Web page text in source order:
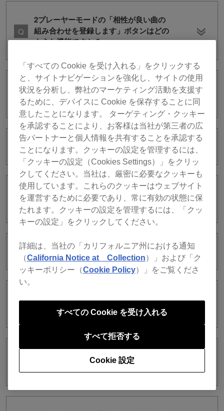
2プレーヤーモードの「相性が良い曲の
組み合わせを登録します」ボタンはどの
ような機能ですか？
録音したファイルの保存先を変えること
はできますか？
録音の最大時間を教えてください。
録音したファイルをiTunesにインポート
することはできますか？
キーの表記を変える事はできますか？
iTunesのプレイリストを編集することは
できますか？
Automix中の操作でAutomixが停止する
「すべての Cookie を受け入れる」をクリックする
と、サイトナビゲーションを強化し、サイトの使用
状況を分析し、弊社のマーケティング活動を支援す
るために、デバイスに Cookie を保存することに同
意したことになります。 ターゲティング・クッキー
を承認することにより、お客様は当社が第三者の広
告パートナーと個人情報を共有することを承認する
ことになります。クッキーの設定を管理するには、
「クッキーの設定（Cookies Settings）」をクリッ
クしてください。当社は、厳密に必要なクッキーも
使用しています。これらのクッキーはウェブサイト
を運営するために必要であり、常に有効の状態に保
たれます。クッキーの設定を管理するには、「クッ
キーの設定」をクリックしてください。
詳細は、当社の「カリフォルニア州における通知
（California Notice at Collection）」および「ク
ッキーポリシー（Cookie Policy）」をご覧くださ
い。
Cookie 設定
すべて拒否する
すべての Cookie を受け入れる